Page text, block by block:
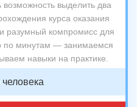
возможность выделить два
курса оказания
разумный компромисс для
по минутам — занимаемся
навыки на практике.